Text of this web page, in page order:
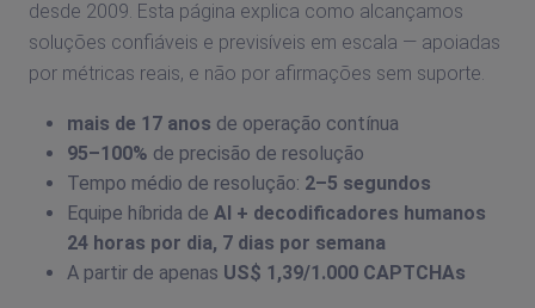
desde 2009. Esta página explica como alcançamos
soluções confiáveis e previsíveis em escala — apoiadas
por métricas reais, e não por afirmações sem suporte.
mais de 17 anos de operação contínua
95–100% de precisão de resolução
Tempo médio de resolução: 2–5 segundos
Equipe híbrida de AI + decodificadores humanos
24 horas por dia, 7 dias por semana
A partir de apenas US$ 1,39/1.000 CAPTCHAs